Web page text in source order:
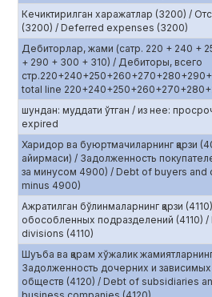
Кечиктирилган харажатлар (3200) /
(3200) / Deferred expenses (3200)
Дебиторлар, жами (сатр. 220 + 240 +
+ 290 + 300 + 310) / Дебиторы, всего
total line
шундан: муддати ўтган / из нее:
expired
Харидор ва буюртмачиларнинг қарзи
айирмаси) / Задолженность
за минусом 4900) / Debt of buyers and
minus 4900)
Ажратилган бўлинмаларнинг қарзи
обособленных подразделений (4110)
divisions (4110)
Шуъба ва қарам хўжалик жамиятларнинг
Задолженность дочерних и зависимых
обществ (4120) / Debt of subsidiaries